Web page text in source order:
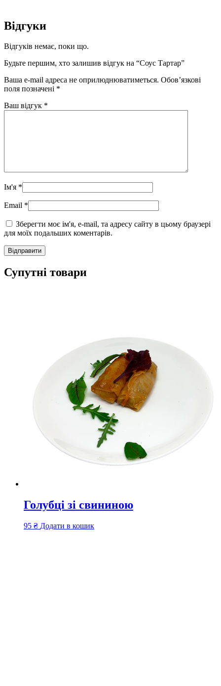
Відгуки
Відгуків немає, поки що.
Будьте першим, хто залишив відгук на “Соус Тартар”
Ваша e-mail адреса не оприлюднюватиметься. Обов’язкові
поля позначені *
Ваш відгук *
Ім'я *
Email *
Зберегти моє ім'я, e-mail, та адресу сайту в цьому браузері
для моїх подальших коментарів.
Супутні товари
Голубці зі свининою
95 ₴ Додати в кошик